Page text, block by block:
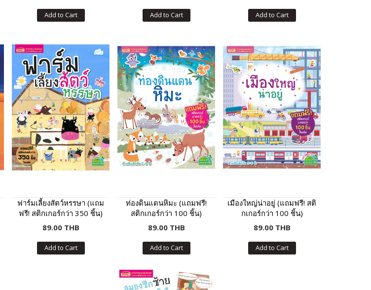
Add to Cart Add to Cart Add to Cart
ฟาร์มเลี้ยงสัตว์หรรษา (แถม
ฟรี! สติกเกอร์กว่า 350 ชิ้น)
89.00 THB
Add to Cart
ท่องดินแดนหิมะ (แถมฟรี!
สติกเกอร์กว่า 100 ชิ้น)
89.00 THB
Add to Cart
เมืองใหญ่น่าอยู่ (แถมฟรี! สติ
กเกอร์กว่า 100 ชิ้น)
89.00 THB
Add to Cart